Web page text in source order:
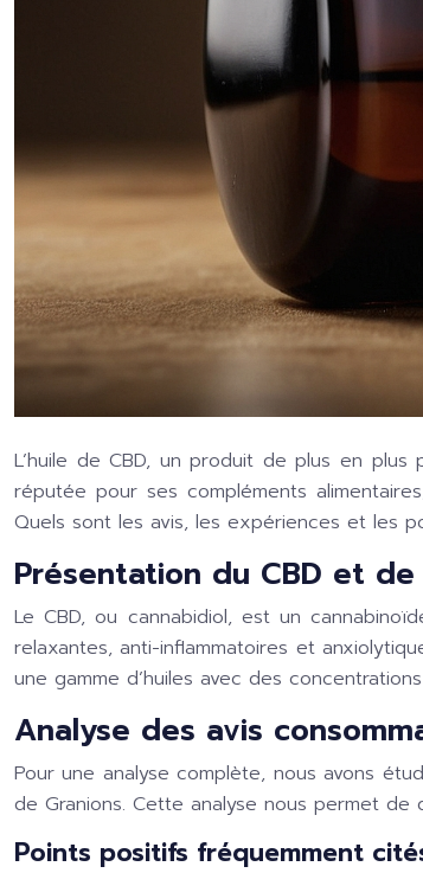
L’huile de CBD, un produit de plus en plus
réputée pour ses compléments
Quels sont les avis, les expériences et les
Présentation du CBD et
Le CBD, ou cannabidiol, est un
relaxantes, anti-inflammatoires et
une gamme d’huiles avec des
Analyse des avis
Pour une analyse complète, nous avons
de Granions. Cette analyse nous permet
Points positifs fréquemment